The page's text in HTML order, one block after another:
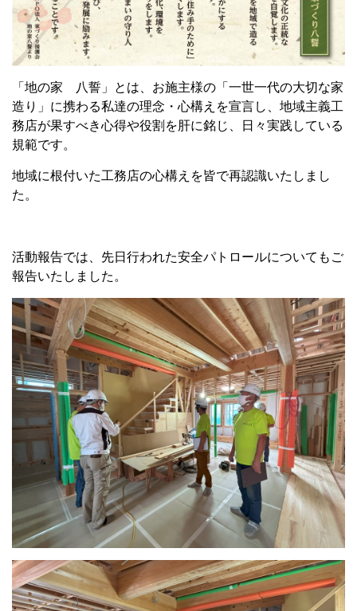
「地の家 八誓」とは、お施主様の「一世一代の大切な家
造り」に携わる私達の理念・心構えを宣言し、地域主義工
務店が果すべき心得や役割を肝に銘じ、日々実践している
規範です。
地域に根付いた工務店の心構えを皆で再認識いたしまし
た。
活動報告では、先日行われた安全パトロールについてもご
報告いたしました。